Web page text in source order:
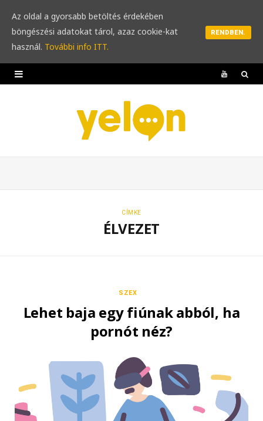
Y
u
CÍMKE
ÉLVEZET
SZEX
Lehet baja egy fiúnak abból, ha
pornót néz?
Az oldal a gyorsabb betöltés érdekében
böngészési adatokat tárol, azaz cookie-kat
használ. További info ITT.
RENDBEN.